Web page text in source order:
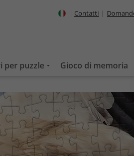
| Contatti |
per puzzle Gioco di memoria